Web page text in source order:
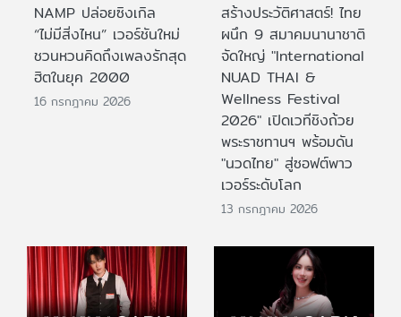
NAMP ปล่อยซิงเกิล
“ไม่มีสิ่งไหน” เวอร์ชันใหม่
ชวนหวนคิดถึงเพลงรักสุด
ฮิตในยุค 2000
16 กรกฎาคม 2026
สร้างประวัติศาสตร์! ไทย
ผนึก 9 สมาคมนานาชาติ
จัดใหญ่ "International
NUAD THAI &
Wellness Festival
2026" เปิดเวทีชิงถ้วย
พระราชทานฯ พร้อมดัน
"นวดไทย" สู่ซอฟต์พาว
เวอร์ระดับโลก
13 กรกฎาคม 2026